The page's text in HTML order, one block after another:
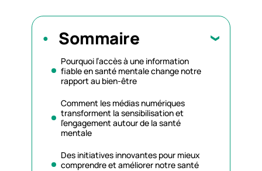
Sommaire
Pourquoi l’accès à une information
fiable en santé mentale change notre
rapport au bien-être
Comment les médias numériques
transforment la sensibilisation et
l’engagement autour de la santé
mentale
Des initiatives innovantes pour mieux
comprendre et améliorer notre santé